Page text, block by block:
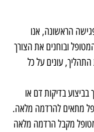
הראשונה, אנו
ובוחנים את הצורך
עונים על כל
בביצוע בדיקות דם או
מתאים להרדמה מלאה.
מקבל הרדמה מלאה